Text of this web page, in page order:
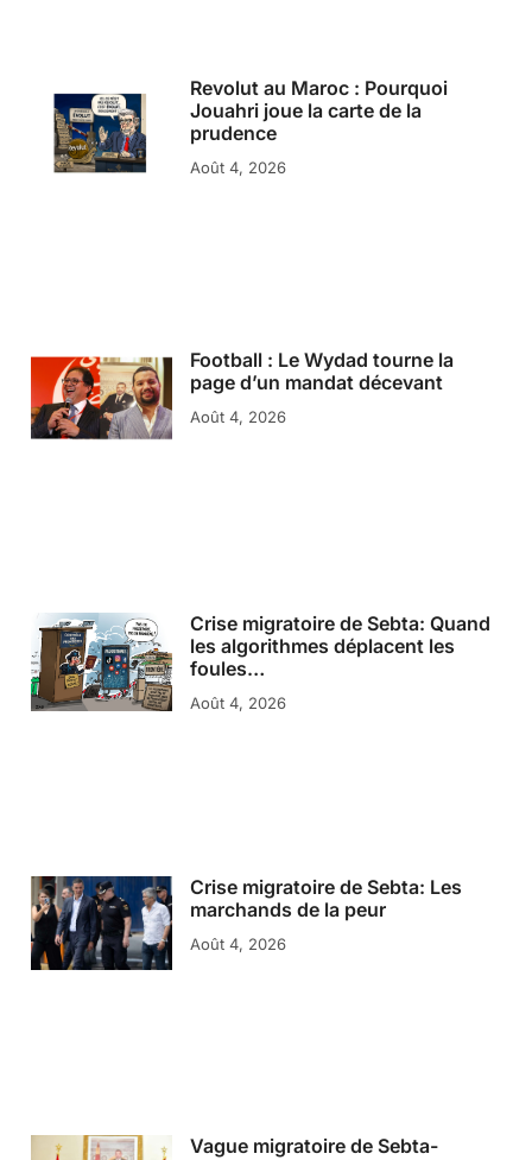
Revolut au Maroc : Pourquoi
Jouahri joue la carte de la
prudence
Août 4, 2026
Football : Le Wydad tourne la
page d’un mandat décevant
Août 4, 2026
Crise migratoire de Sebta: Quand
les algorithmes déplacent les
foules…
Août 4, 2026
Crise migratoire de Sebta: Les
marchands de la peur
Août 4, 2026
Vague migratoire de Sebta-